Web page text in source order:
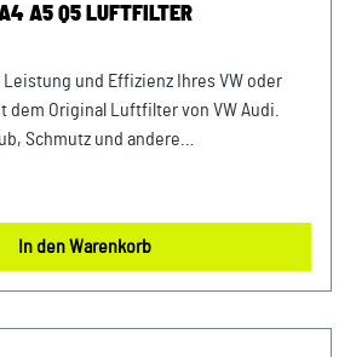
A5 Q5 LUFTFILTER
und Effizienz Ihres VW oder
dem Original Luftfilter von VW Audi.
Schmutz und andere
sorgt dieser Luftfilter für
gewährleistet er eine lange
Leistung. Halten Sie Ihren
In den Warenkorb